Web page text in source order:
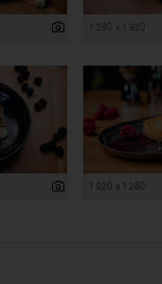
1 280 x 1 920
1 920 x 1 280